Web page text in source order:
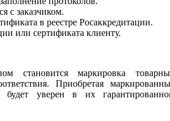
с заказчиком.
в реестре Росаккредитации.
или сертификата клиенту.
становится маркировка
Приобретая
будет уверен в их